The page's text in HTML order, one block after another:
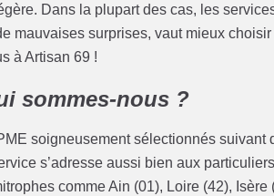
Dans la plupart des cas, les
mauvaises surprises, vaut mieux
à Artisan 69 !
sommes-nous ?
soigneusement sélectionnés suivant
s’adresse aussi bien aux
comme Ain (01), Loire (42), Isère